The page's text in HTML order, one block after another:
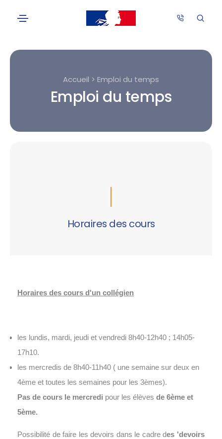
Accueil > Emploi du temps
Emploi du temps
Horaires des cours
Horaires des cours d'un collégien
les lundis, mardi, jeudi et vendredi 8h40-12h40 ; 14h05-
17h10.
les mercredis de 8h40-11h40 ( une semaine sur deux en
4ème et toutes les semaines pour les 3èmes).
Pas de cours le mercredi pour les élèves de 6ème et
5ème.
Possibilité de faire les devoirs dans le cadre des 'devoirs